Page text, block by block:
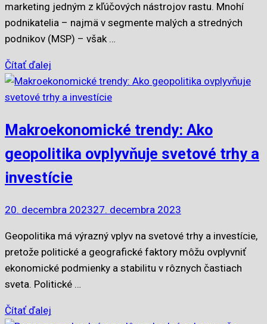
marketing jedným z kľúčových nástrojov rastu. Mnohí
podnikatelia – najmä v segmente malých a stredných
podnikov (MSP) – však …
Čítať ďalej
Makroekonomické trendy: Ako
geopolitika ovplyvňuje svetové trhy a
investície
20. decembra 202327. decembra 2023
Geopolitika má výrazný vplyv na svetové trhy a investície,
pretože politické a geografické faktory môžu ovplyvniť
ekonomické podmienky a stabilitu v rôznych častiach
sveta. Politické …
Čítať ďalej